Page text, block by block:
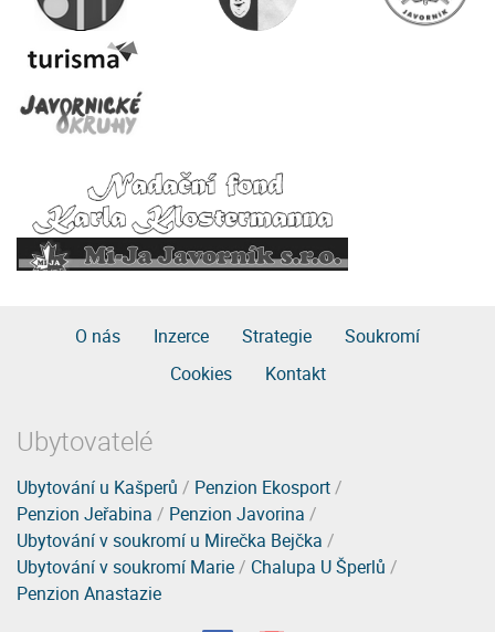
O nás Inzerce Strategie
Soukromí
Cookies
Kontakt
Ubytovatelé
Ubytování u Kašperů / Penzion Ekosport/
Penzion Jeřabina / Penzion Javorina /
Ubytování v soukromí u Mirečka Bejčka /
Ubytování v soukromí Marie/ Chalupa U Šperlů /
Penzion Anastazie